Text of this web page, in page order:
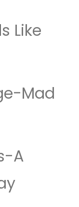
Like
Mad
A